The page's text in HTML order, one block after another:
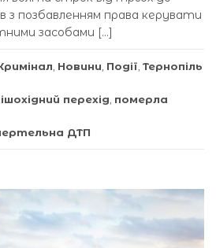
з позбавленням права керувати
засобами […]
, Новини, Події, Тернопіль
перехід, померла
ДТП